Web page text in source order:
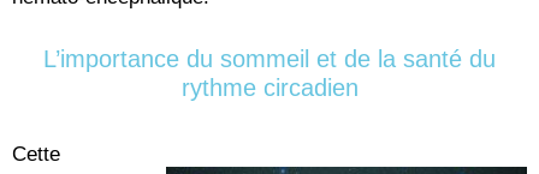
L’importance du sommeil et de la santé du
rythme circadien
Cette